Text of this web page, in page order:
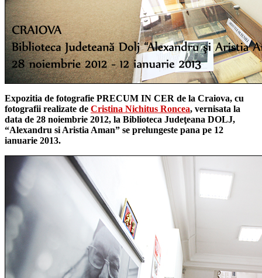
Expozitia de fotografie PRECUM IN CER de la Craiova, cu
fotografii realizate de Cristina Nichitus Roncea, vernisata la
data de 28 noiembrie 2012, la Biblioteca Judeţeana DOLJ,
“Alexandru si Aristia Aman” se prelungeste pana pe 12
ianuarie 2013.